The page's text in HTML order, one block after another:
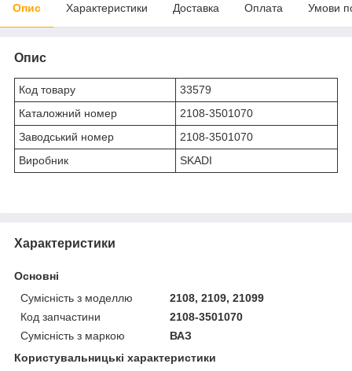
Опис Характеристики Доставка Оплата Умови
Опис
Код товару
33579
Каталожний номер
2108-3501070
Заводський номер
2108-3501070
Виробник
SKADI
Характеристики
Основні
Сумісність з моделлю
2108, 2109, 21099
Код запчастини
2108-3501070
Сумісність з маркою
ВАЗ
Користувальницькі характеристики